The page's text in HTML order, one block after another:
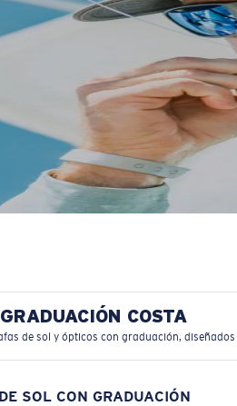
COSTA
de sol y ópticos con graduación,
SOL CON GRADUACIÓN